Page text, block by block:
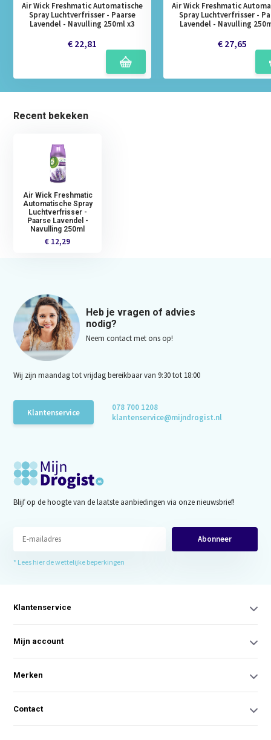
Air Wick Freshmatic Automatische
Spray Luchtverfrisser - Paarse
Lavendel - Navulling 250ml x3
€ 22,81
Air Wick Freshmatic
Spray Luchtverfrisser -
Lavendel - Navulling
€ 27,65
Recent bekeken
Air Wick Freshmatic
Automatische Spray
Luchtverfrisser -
Paarse Lavendel -
Navulling 250ml
€ 12,29
Heb je vragen of advies
nodig?
Neem contact met ons op!
Wij zijn maandag tot vrijdag bereikbaar van 9:30 tot 18:00
Klantenservice
078 700 1208
klantenservice@mijndrogist.nl
Blijf op de hoogte van de laatste aanbiedingen via onze nieuwsbrief!
Abonneer
* Lees hier de wettelijke beperkingen
Klantenservice
Mijn account
Merken
Contact